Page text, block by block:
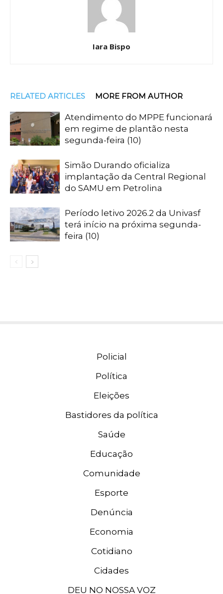
Iara Bispo
RELATED ARTICLES MORE FROM AUTHOR
Atendimento do MPPE funcionará
em regime de plantão nesta
segunda-feira (10)
Simão Durando oficializa
implantação da Central Regional
do SAMU em Petrolina
Período letivo 2026.2 da Univasf
terá início na próxima segunda-
feira (10)
Policial
Política
Eleições
Bastidores da política
Saúde
Educação
Comunidade
Esporte
Denúncia
Economia
Cotidiano
Cidades
DEU NO NOSSA VOZ